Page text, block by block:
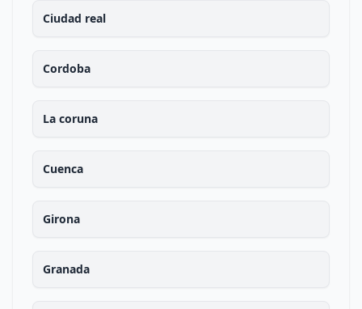
Ciudad real
Cordoba
La coruna
Cuenca
Girona
Granada